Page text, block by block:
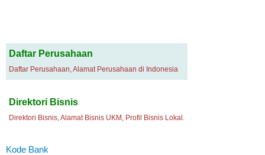
Daftar Perusahaan
Daftar Perusahaan, Alamat Perusahaan di Indonesia
Direktori Bisnis
Direktori Bisnis, Alamat Bisnis UKM, Profil Bisnis Lokal.
Kode Bank